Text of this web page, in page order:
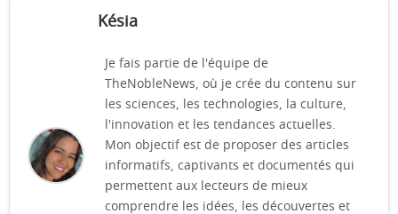
Késia
Je fais partie de l'équipe de
TheNobleNews, où je crée du contenu sur
les sciences, les technologies, la culture,
l'innovation et les tendances actuelles.
Mon objectif est de proposer des articles
informatifs, captivants et documentés qui
permettent aux lecteurs de mieux
comprendre les idées, les découvertes et